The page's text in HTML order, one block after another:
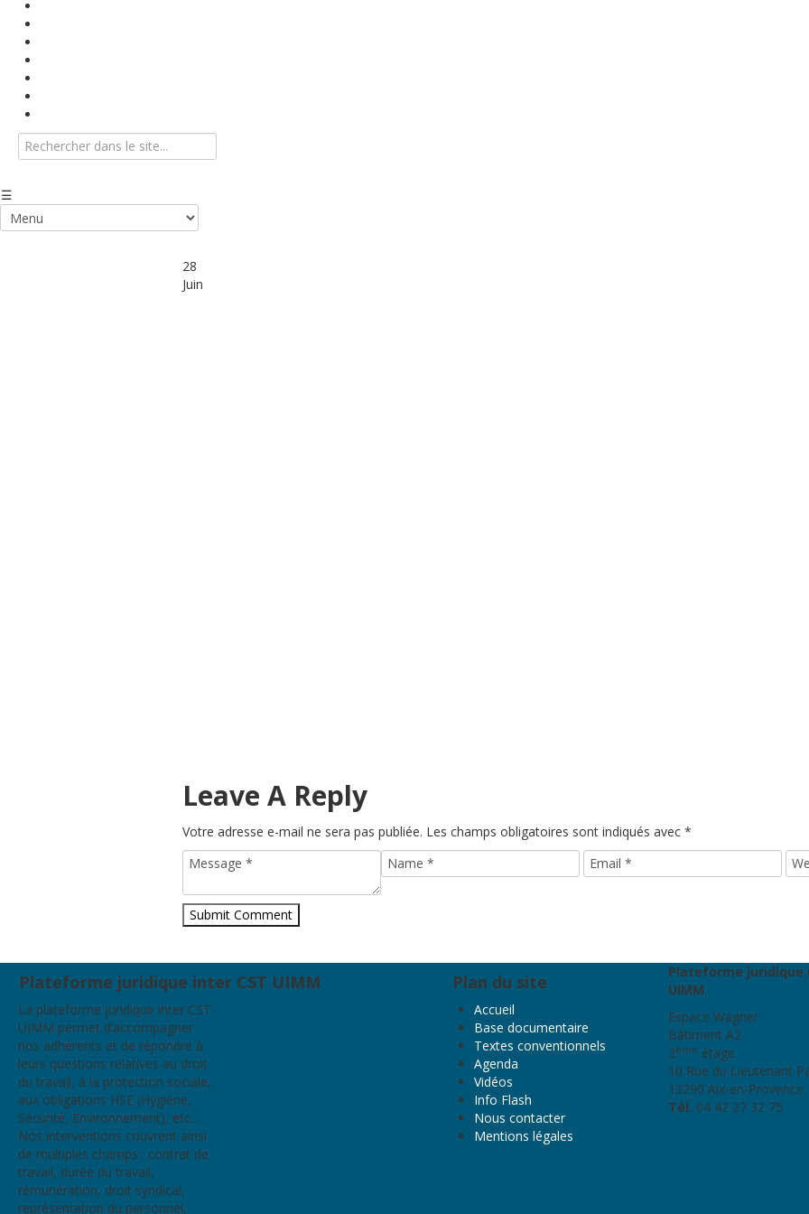
28
Juin
Leave A Reply
Votre adresse e-mail ne sera pas publiée. Les champs obligatoires sont indiqués avec *
Plateforme juridique inter CST UIMM
La plateforme juridique inter CST
UIMM permet d’accompagner
nos adhérents et de répondre à
leurs questions relatives au droit
du travail, à la protection sociale,
aux obligations HSE (Hygiène,
Sécurité, Environnement), etc…
Nos interventions couvrent ainsi
de multiples champs : contrat de
travail, durée du travail,
rémunération, droit syndical,
représentation du personnel,
Plan du site
Accueil
Base documentaire
Textes conventionnels
Agenda
Vidéos
Info Flash
Nous contacter
Mentions légales
Plateforme juridique
UIMM
Espace Wagner
Bâtiment A2
2ème étage
10 Rue du Lieutenant
13290 Aix-en-Provence
Tél. 04 42 27 32 75